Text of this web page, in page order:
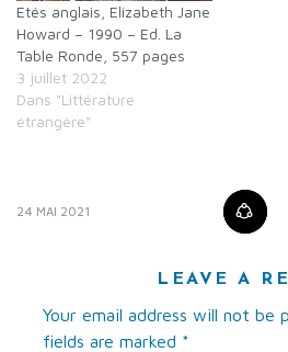
Etés anglais, Elizabeth Jane
Howard – 1990 – Ed. La
Table Ronde, 557 pages
3 juillet 2022
Dans "Littérature
étrangère"
24 MAI 2021
LEAVE A
Your email address will not be
fields are marked *